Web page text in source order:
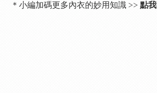
＊小編加碼更多內衣的妙用知識 >> 點